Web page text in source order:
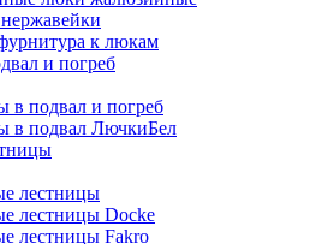
к люкам
и погреб
в подвал и погреб
в подвал ЛючкиБел
лестницы
лестницы Docke
лестницы Fakro